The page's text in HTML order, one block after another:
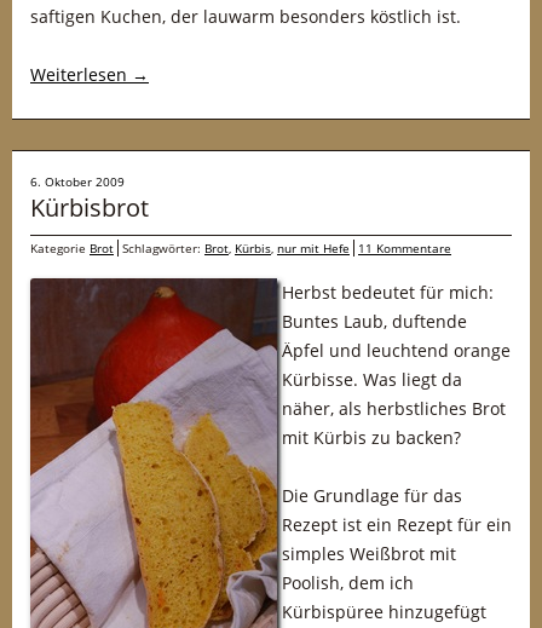
saftigen Kuchen, der lauwarm besonders köstlich ist.
Weiterlesen →
6. Oktober 2009
Kürbisbrot
Kategorie Brot Schlagwörter: Brot, Kürbis, nur mit Hefe 11 Kommentare
Herbst bedeutet für mich:
Buntes Laub, duftende
Äpfel und leuchtend orange
Kürbisse. Was liegt da
näher, als herbstliches Brot
mit Kürbis zu backen?
Die Grundlage für das
Rezept ist ein Rezept für ein
simples Weißbrot mit
Poolish, dem ich
Kürbispüree hinzugefügt